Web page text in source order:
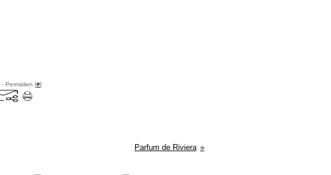
- Permalien [#]
Parfum de Riviera